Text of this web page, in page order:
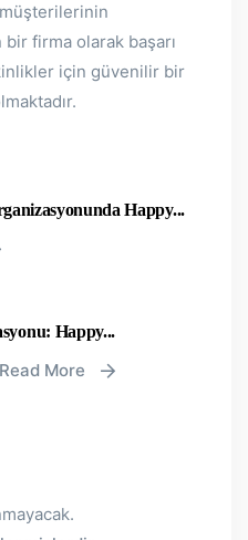
firma olarak başarı
için güvenilir bir
Happy...
Happy...
Read More